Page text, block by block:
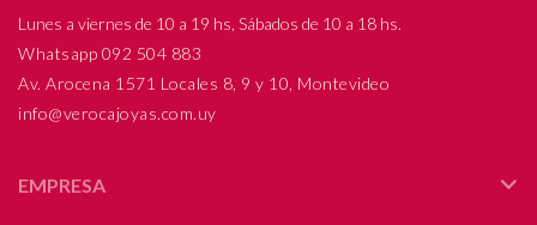
Lunes a viernes de 10 a 19 hs, Sábados de 10 a 18 hs.
Whatsapp 092 504 883
Av. Arocena 1571 Locales 8, 9 y 10, Montevideo
info@verocajoyas.com.uy
EMPRESA